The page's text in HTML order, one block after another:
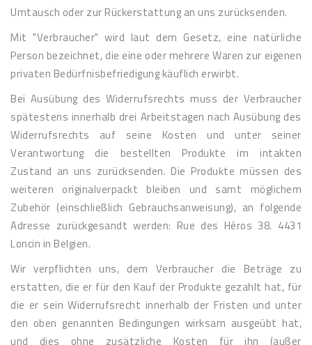
Umtausch oder zur Rückerstattung an uns zurücksenden.
Mit "Verbraucher" wird laut dem Gesetz, eine natürliche
Person bezeichnet, die eine oder mehrere Waren zur eigenen
privaten Bedürfnisbefriedigung käuflich erwirbt.
Bei Ausübung des Widerrufsrechts muss der Verbraucher
spätestens innerhalb drei Arbeitstagen nach Ausübung des
Widerrufsrechts auf seine Kosten und unter seiner
Verantwortung die bestellten Produkte im intakten
Zustand an uns zurücksenden. Die Produkte müssen des
weiteren originalverpackt bleiben und samt möglichem
Zubehör (einschließlich Gebrauchsanweisung), an folgende
Adresse zurückgesandt werden: Rue des Héros 38. 4431
Loncin in Belgien.
Wir verpflichten uns, dem Verbraucher die Beträge zu
erstatten, die er für den Kauf der Produkte gezahlt hat, für
die er sein Widerrufsrecht innerhalb der Fristen und unter
den oben genannten Bedingungen wirksam ausgeübt hat,
und dies ohne zusätzliche Kosten für ihn (außer